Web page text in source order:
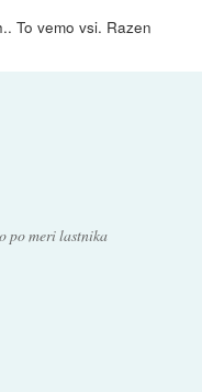
To vemo vsi. Razen
po meri lastnika